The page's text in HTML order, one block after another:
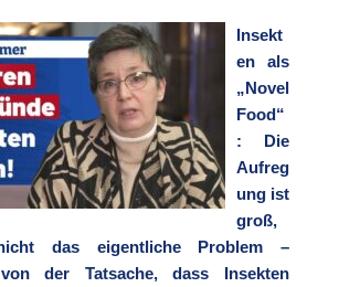
Insekt
en als
„Novel
Food“
: Die
Aufreg
ung ist
groß,
das eigentliche Problem –
der Tatsache, dass Insekten